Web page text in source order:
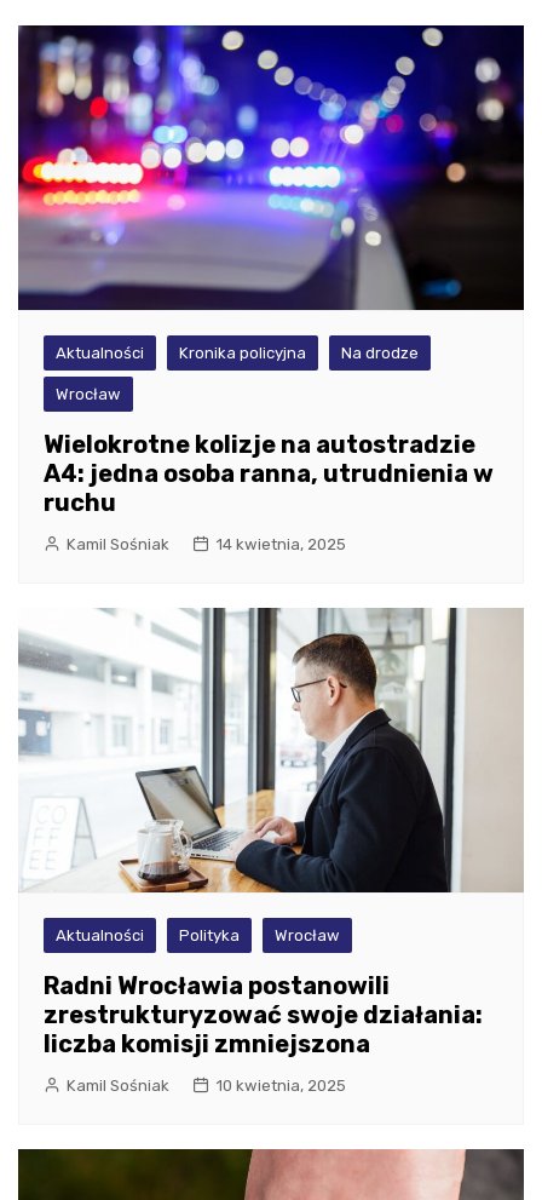
Aktualności Kronika policyjna Na drodze
Wrocław
Wielokrotne kolizje na autostradzie
A4: jedna osoba ranna, utrudnienia w
ruchu
Kamil Sośniak 14 kwietnia, 2025
Aktualności Polityka Wrocław
Radni Wrocławia postanowili
zrestrukturyzować swoje działania:
liczba komisji zmniejszona
Kamil Sośniak 10 kwietnia, 2025